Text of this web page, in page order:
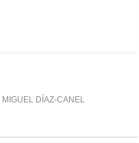
MIGUEL DÍAZ-CANEL